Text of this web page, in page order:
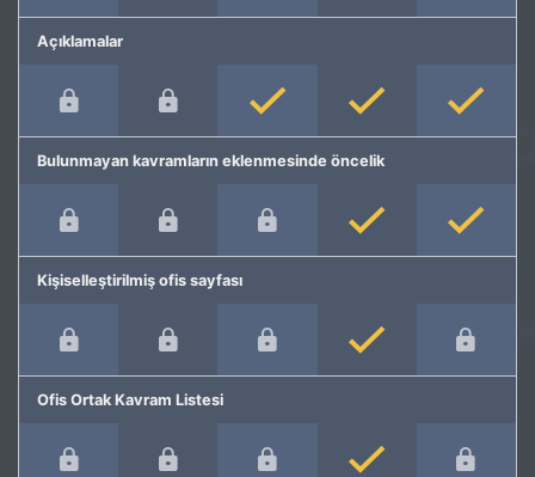
Açıklamalar
Bulunmayan kavramların eklenmesinde öncelik
Kişiselleştirilmiş ofis sayfası
Ofis Ortak Kavram Listesi